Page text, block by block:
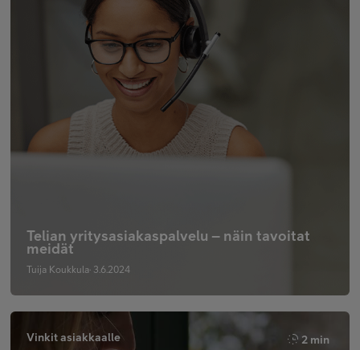
Telian yritysasiakaspalvelu – näin tavoitat
meidät
Tuija Koukkula· 3.6.2024
Vinkit asiakkaalle 2 min